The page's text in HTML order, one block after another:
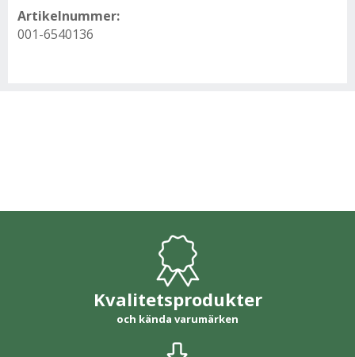
Artikelnummer:
001-6540136
Kvalitetsprodukter
och kända varumärken